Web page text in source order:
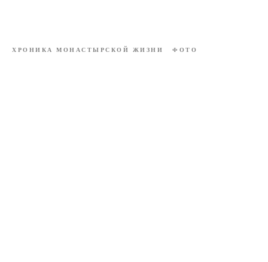
ХРОНИКА МОНАСТЫРСКОЙ ЖИЗНИ ФОТО